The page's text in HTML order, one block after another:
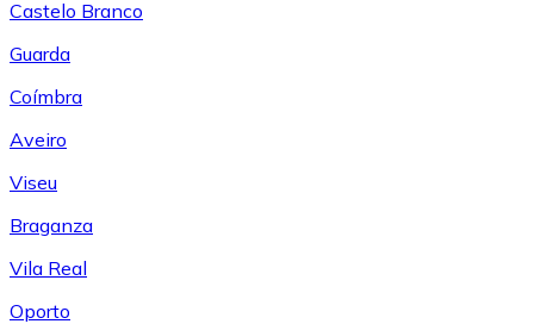
Castelo Branco
Guarda
Coímbra
Aveiro
Viseu
Braganza
Vila Real
Oporto